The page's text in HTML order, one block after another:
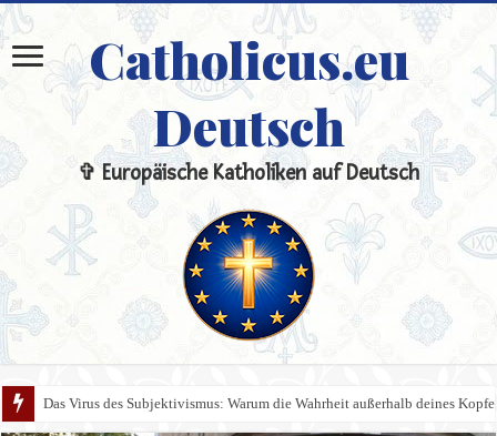
Catholicus.eu
Deutsch
✞ Europäische Katholiken auf Deutsch
Das Virus des Subjektivismus: Warum die Wahrheit außerhalb deines